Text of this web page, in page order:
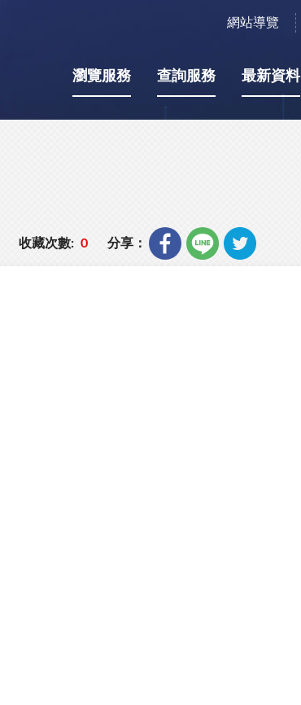
網站導覽
瀏覽服務 查詢服務 最新資料
收藏次數: 0 分享：